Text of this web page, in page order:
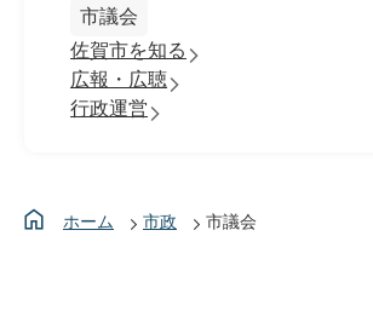
市議会
佐賀市を知る
広報・広聴
行政運営
ホーム 市政 市議会